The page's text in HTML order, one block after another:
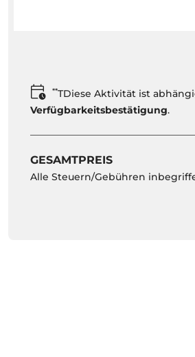
**TDiese Aktivität ist
Verfügbarkeitsbestätigung.
GESAMTPREIS
Alle Steuern/Gebühren